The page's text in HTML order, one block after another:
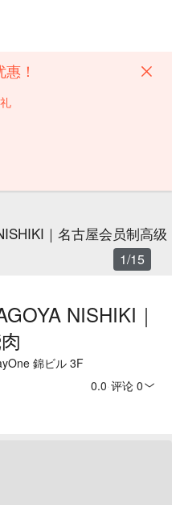
！
｜名古屋会员制高级
NISHIKI｜
錦ビル 3F
0.0 评论 0
1/15